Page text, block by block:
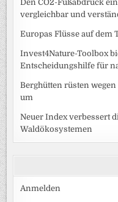
Den CO2-Fußabdruck
vergleichbar und
Europas Flüsse auf dem
Invest4Nature-Toolbox
Entscheidungshilfe für
Berghütten rüsten
um
Neuer Index verbessert
Waldökosystemen
Anmelden